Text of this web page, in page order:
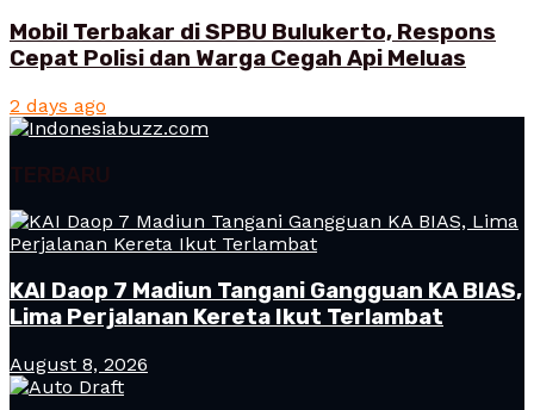
Mobil Terbakar di SPBU Bulukerto, Respons
Cepat Polisi dan Warga Cegah Api Meluas
2 days ago
TERBARU
KAI Daop 7 Madiun Tangani Gangguan KA BIAS,
Lima Perjalanan Kereta Ikut Terlambat
August 8, 2026